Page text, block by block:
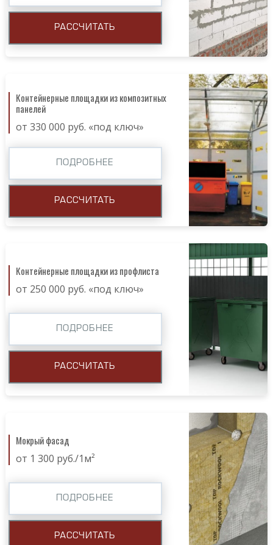
РАССЧИТАТЬ
Контейнерные площадки из композитных
панелей
от 330 000 руб. «под ключ»
ПОДРОБНЕЕ
РАССЧИТАТЬ
Контейнерные площадки из профлиста
от 250 000 руб. «под ключ»
ПОДРОБНЕЕ
РАССЧИТАТЬ
Мокрый фасад
от 1 300 руб./1м²
ПОДРОБНЕЕ
РАССЧИТАТЬ